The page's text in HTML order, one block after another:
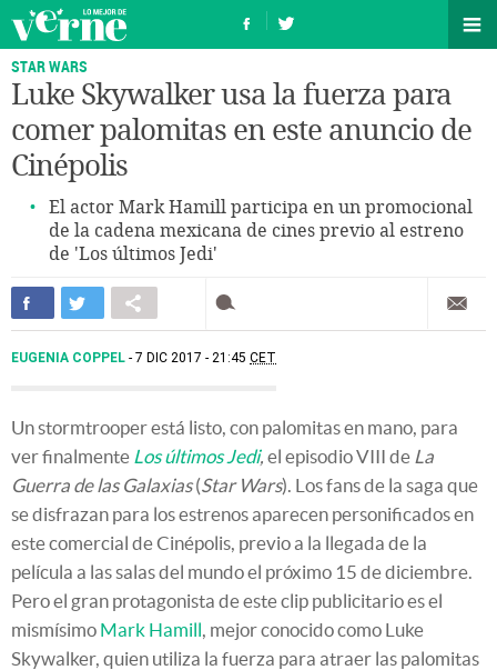
STAR WARS
Luke Skywalker usa la fuerza para
comer palomitas en este anuncio de
Cinépolis
El actor Mark Hamill participa en un promocional
de la cadena mexicana de cines previo al estreno
de 'Los últimos Jedi'
EUGENIA COPPEL 7 DIC 2017 - 21:45 CET
Un stormtrooper está listo, con palomitas en mano, para
ver finalmente Los últimos Jedi, el episodio VIII de La
Guerra de las Galaxias(Star Wars). Los fans de la saga que
se disfrazan para los estrenos aparecen personificados en
este comercial de Cinépolis, previo a la llegada de la
película a las salas del mundo el próximo 15 de diciembre.
Pero el gran protagonista de este clip publicitario es el
mismísimo Mark Hamill, mejor conocido como Luke
Skywalker, quien utiliza la fuerza para atraer las palomitas